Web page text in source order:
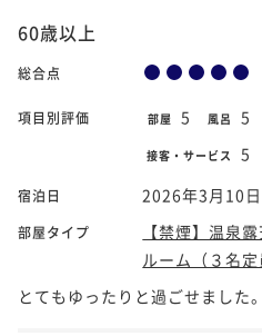
60歳以上
総合点
項目別評価 部屋 5 風呂 5
接客・サービス 5
宿泊日 2026年3月10日
部屋タイプ
【禁煙】温泉
ルーム（３名定
とてもゆったりと過ごせました。